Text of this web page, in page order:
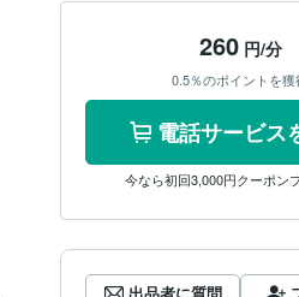
260円/分
0.5％のポイントを獲
電話サービス
今なら初回3,000円クーポン